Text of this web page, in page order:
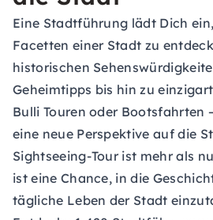
Eine Stadtführung lädt Dich
Facetten einer Stadt zu
historischen
Geheimtipps bis hin zu
Bulli Touren oder Bootsfahrten
eine neue Perspektive auf die
Sightseeing-Tour ist mehr als
ist eine Chance, in die
tägliche Leben der Stadt